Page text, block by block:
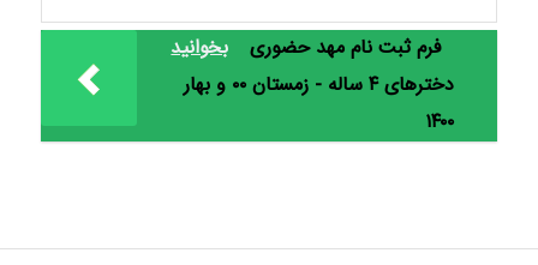
بخوانید
فرم ثبت نام مهد حضوری
دخترهای ۴ ساله - زمستان ۰۰ و بهار
۱۴۰۰